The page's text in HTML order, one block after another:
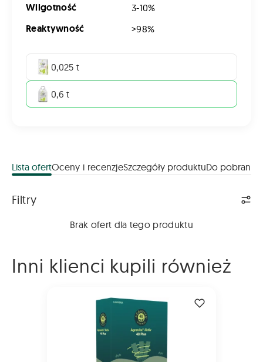
Wilgotność 3-10%
Reaktywność >98%
0,025 t
0,6 t
Lista ofertOceny i recenzjeSzczegóły produktuDo pobrania
Filtry
Brak ofert dla tego produktu
Inni klienci kupili również